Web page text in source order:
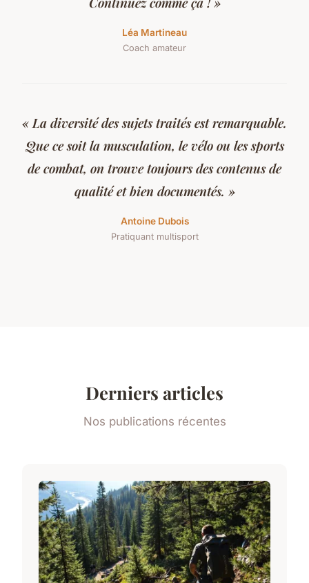
Léa Martineau
Coach amateur
« La diversité des sujets traités est remarquable.
Que ce soit la musculation, le vélo ou les sports
de combat, on trouve toujours des contenus de
qualité et bien documentés. »
Antoine Dubois
Pratiquant multisport
Derniers articles
Nos publications récentes